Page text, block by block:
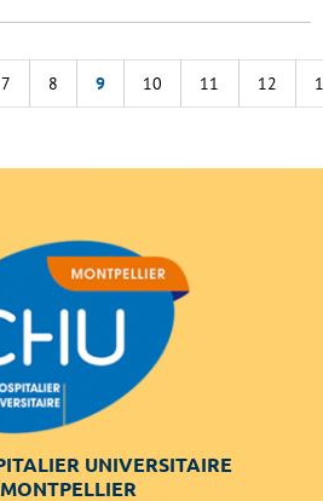
7 8 9 10 11 12
UNIVERSITAIRE